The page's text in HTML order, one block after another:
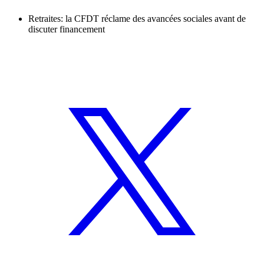
Retraites: la CFDT réclame des avancées sociales avant de
discuter financement